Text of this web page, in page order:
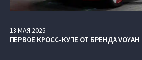
13 МАЯ 2026
ПЕРВОЕ КРОСС-КУПЕ ОТ БРЕНДА VOYAH